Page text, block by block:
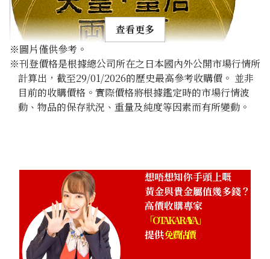
24K Gold (K24) Golden Wedding Commemorative
HKD 36,137.66
查看更多
※圖片僅供參考。
※刊登價格是根據總公司所在之日本國內外公開市場行情所
計算出，截至29/01/2026的歷史最高參考收購價。 並非
目前的收購價格。實際價格將根據鑑定時的市場行情波
動、物品的保存狀況、重量及純度等因素而有所變動。
想唔想知你手頭上嘅
黃金與貴金屬值幾多錢？
高價收購專家
「OTAKARAYA」
提供免費估價